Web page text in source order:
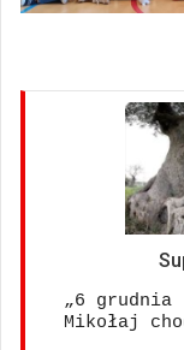
„6
Mikołaj